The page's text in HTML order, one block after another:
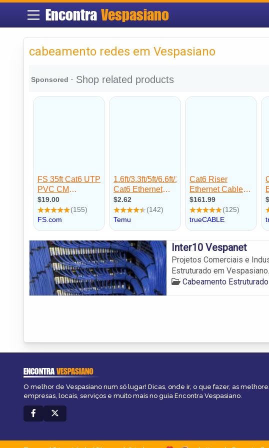
Encontra Vespasiano
cabeamento redes em Vespasiano
Inter10 Vespanet
Projetos Comerciais e
Estruturado em Vespasiano.
Cabeamento
ENCONTRAVESPASIANO
O melhor de Vespasiano num só lugar! Dicas, onde ir, o que fazer, as
empresas, locais, serviços e muito mais no guia Encontra Vespasiano.